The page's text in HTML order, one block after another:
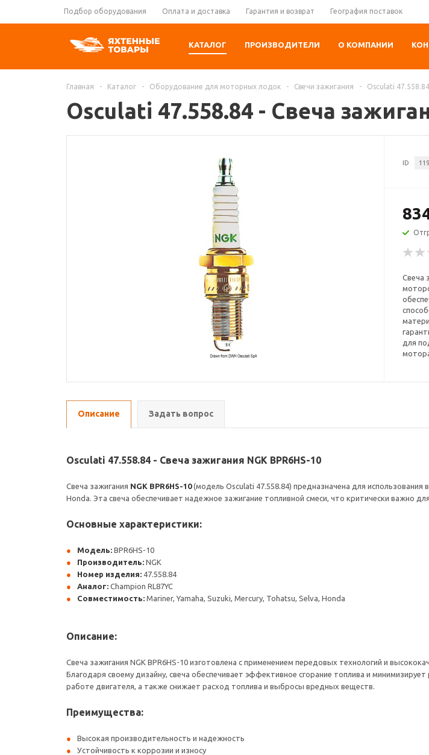
Подбор оборудования Оплата и доставка Гарантия и возврат География поставок
КАТАЛОГ ПРОИЗВОДИТЕЛИ О КОМПАНИИ
Главная - Каталог - Оборудование для моторных лодок - Свечи зажигания - Osculati
Osculati 47.558.84 - Свеча
ID
Свеча
для
Описание Задать вопрос
Osculati 47.558.84 - Свеча зажигания NGK BPR6HS-10
Свеча зажигания NGK BPR6HS-10(модель Osculati 47.558.84) предназначена для
Honda. Эта свеча обеспечивает надежное зажигание топливной смеси, что критически важно
Основные характеристики:
Модель: BPR6HS-10
Производитель: NGK
Номер изделия: 47.558.84
Аналог: Champion RL87YC
Совместимость: Mariner, Yamaha, Suzuki, Mercury, Tohatsu, Selva, Honda
Описание:
Свеча зажигания NGK BPR6HS-10 изготовлена с применением передовых технологий и
Благодаря своему дизайну, свеча обеспечивает эффективное сгорание топлива и
работе двигателя, а также снижает расход топлива и выбросы вредных веществ.
Преимущества:
Высокая производительность и надежность
Устойчивость к коррозии и износу